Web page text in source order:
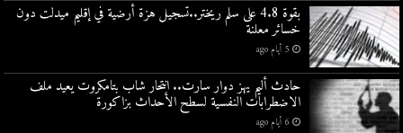
بقوة 4.8 على سلم ريختر..تسجيل هزة أرضية في إقليم ميدلت دون
خسائر معلنة
5 أيام ago
حادث أليم يهز دوار سارت.. انتحار شاب بتامكروت يعيد ملف
الاضطرابات النفسية لسطح الأحداث بزاكورة
6 أيام ago